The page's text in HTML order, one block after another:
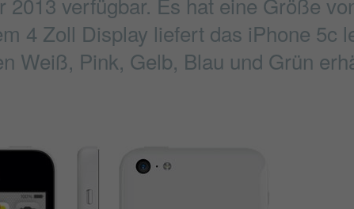
4 Zoll Display liefert das iPhone 5c
Weiß, Pink, Gelb, Blau und Grün